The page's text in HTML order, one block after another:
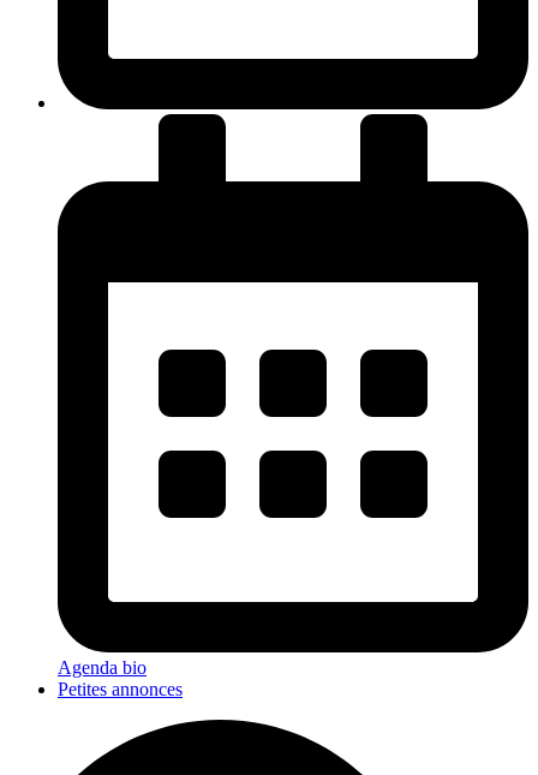
Agenda bio
Petites annonces